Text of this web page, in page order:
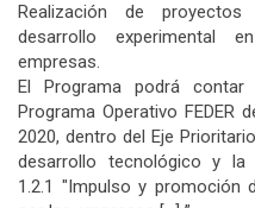
Realización de
desarrollo experimental
empresas.
El Programa podrá
Programa Operativo FEDER
2020, dentro del Eje
desarrollo tecnológico y la
1.2.1 "Impulso y promoción